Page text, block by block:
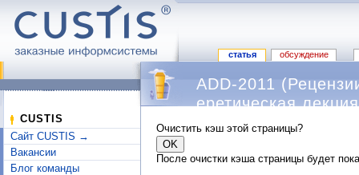
статья обсуждение
CUSTIS
Сайт CUSTIS →
Вакансии
Блог команды
ADD-2011
еретическая
Очистить кэш этой страницы?
После очистки кэша страницы будет